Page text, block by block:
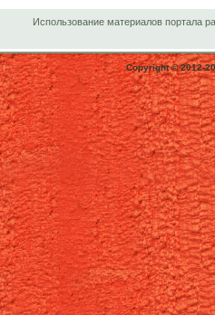
Использование материалов портала
Copyright © 2012-